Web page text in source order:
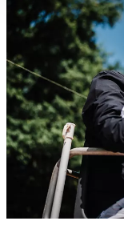
Abschnitt
Wir verwenden
personalisieren,
zu können und die
analysieren.
Verwendung
soziale Medien,
Partner führen
weiteren Daten
haben oder die